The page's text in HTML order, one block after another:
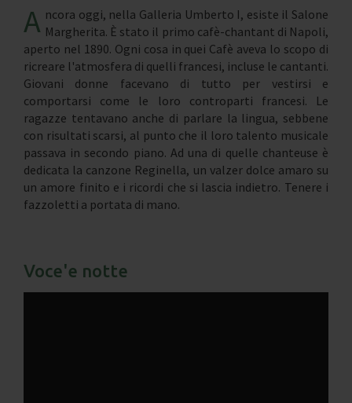
A ncora oggi, nella Galleria Umberto I, esiste il Salone
Margherita. È stato il primo cafè-chantant di Napoli,
aperto nel 1890. Ogni cosa in quei Cafè aveva lo scopo di
ricreare l'atmosfera di quelli francesi, incluse le cantanti.
Giovani donne facevano di tutto per vestirsi e
comportarsi come le loro controparti francesi. Le
ragazze tentavano anche di parlare la lingua, sebbene
con risultati scarsi, al punto che il loro talento musicale
passava in secondo piano. Ad una di quelle chanteuse è
dedicata la canzone Reginella, un valzer dolce amaro su
un amore finito e i ricordi che si lascia indietro. Tenere i
fazzoletti a portata di mano.
Voce'e notte